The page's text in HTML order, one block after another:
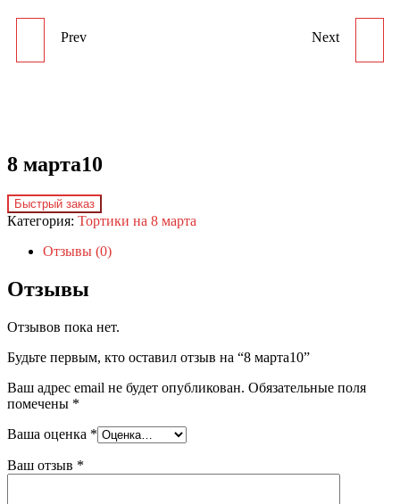
Prev Next
8 марта10
Быстрый заказ
Категория: Тортики на 8 марта
Отзывы (0)
Отзывы
Отзывов пока нет.
Будьте первым, кто оставил отзыв на “8 марта10”
Ваш адрес email не будет опубликован. Обязательные поля
помечены *
Ваша оценка *
Ваш отзыв *